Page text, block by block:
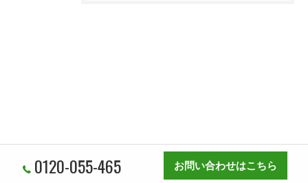
0120-055-465 お問い合わせはこちら